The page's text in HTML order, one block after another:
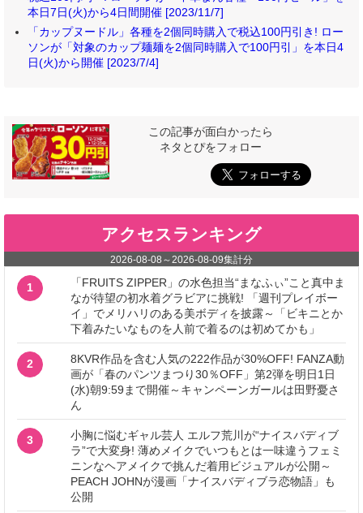
本日7日(火)から4日間開催 [2023/11/7]
「カップヌードル」各種を2個同時購入で税込100円引き! ロー
ソンが「対象のカップ麺麺を2個同時購入で100円引」を本日4
日(火)から開催 [2023/7/4]
この記事が面白かったら
ネタとぴをフォロー
アクセスランキング
2026-08-08 ～2026-08-09集計分
1
「FRUITS ZIPPER」の水色担当“まなふぃ”こと真中ま
なが待望の初水着グラビアに挑戦! 「週刊プレイボー
イ」でメリハリのある美ボディを披露～「ビキニとか
下着みたいなものを人前で着るのは初めてかも」
2
8KVR作品を含む人気の222作品が30%OFF! FANZA動
画が「春のパンツまつり30％OFF」第2弾を明日1日
(水)朝9:59まで開催～キャンペーンガールは田野憂さ
ん
3
小胸に悩むギャル芸人 エルフ荒川が“ナイスバディブ
ラ”で大変身! 薄めメイクでいつもとは一味違うフェミ
ニンなヘアメイクで挑んだ着用ビジュアルが公開～
PEACH JOHNが漫画「ナイスバディブラ恋物語」も
公開